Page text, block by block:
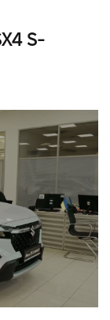
S-